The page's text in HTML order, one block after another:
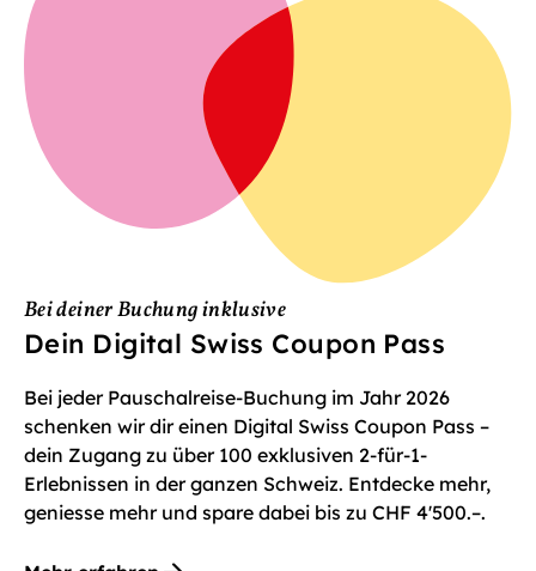
Bei deiner Buchung inklusive
Dein Digital Swiss Coupon Pass
Bei jeder Pauschalreise-Buchung im Jahr 2026
schenken wir dir einen Digital Swiss Coupon Pass –
dein Zugang zu über 100 exklusiven 2-für-1-
Erlebnissen in der ganzen Schweiz. Entdecke mehr,
geniesse mehr und spare dabei bis zu CHF 4'500.–.